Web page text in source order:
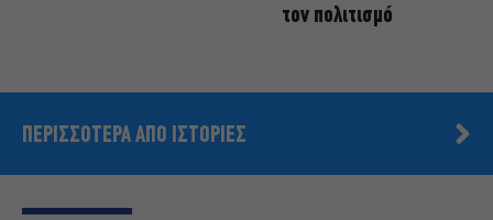
τον πολιτισμό
ΠΕΡΙΣΣΟΤΕΡΑ ΑΠΟ ΙΣΤΟΡΙΕΣ